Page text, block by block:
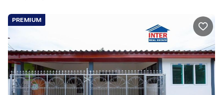
PREMIUM